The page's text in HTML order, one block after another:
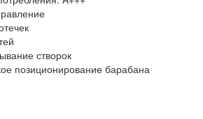
створок
позиционирование барабана